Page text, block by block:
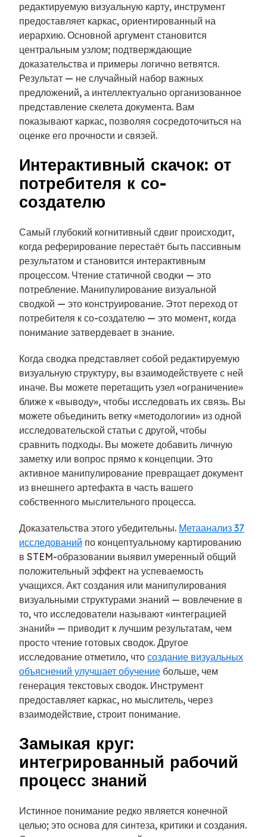
редактируемую визуальную карту, инструмент
предоставляет каркас, ориентированный на
иерархию. Основной аргумент становится
центральным узлом; подтверждающие
доказательства и примеры логично ветвятся.
Результат — не случайный набор важных
предложений, а интеллектуально организованное
представление скелета документа. Вам
показывают каркас, позволяя сосредоточиться на
оценке его прочности и связей.
Интерактивный скачок: от
потребителя к со-
создателю
Самый глубокий когнитивный сдвиг происходит,
когда реферирование перестаёт быть пассивным
результатом и становится интерактивным
процессом. Чтение статичной сводки — это
потребление. Манипулирование визуальной
сводкой — это конструирование. Этот переход от
потребителя к со-создателю — это момент, когда
понимание затвердевает в знание.
Когда сводка представляет собой редактируемую
визуальную структуру, вы взаимодействуете с ней
иначе. Вы можете перетащить узел «ограничение»
ближе к «выводу», чтобы исследовать их связь. Вы
можете объединить ветку «методологии» из одной
исследовательской статьи с другой, чтобы
сравнить подходы. Вы можете добавить личную
заметку или вопрос прямо к концепции. Это
активное манипулирование превращает документ
из внешнего артефакта в часть вашего
собственного мыслительного процесса.
Доказательства этого убедительны. Метаанализ 37
исследований по концептуальному картированию
в STEM-образовании выявил умеренный общий
положительный эффект на успеваемость
учащихся. Акт создания или манипулирования
визуальными структурами знаний — вовлечение в
то, что исследователи называют «интеграцией
знаний» — приводит к лучшим результатам, чем
просто чтение готовых сводок. Другое
исследование отметило, что создание визуальных
объяснений улучшает обучение больше, чем
генерация текстовых сводок. Инструмент
предоставляет каркас, но мыслитель, через
взаимодействие, строит понимание.
Замыкая круг:
интегрированный рабочий
процесс знаний
Истинное понимание редко является конечной
целью; это основа для синтеза, критики и создания.